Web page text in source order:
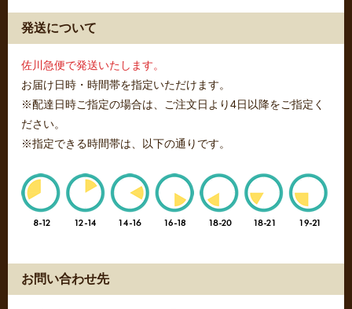
発送について
佐川急便で発送いたします。
お届け日時・時間帯を指定いただけます。
※配達日時ご指定の場合は、ご注文日より4日以降をご指定く
ださい。
※指定できる時間帯は、以下の通りです。
お問い合わせ先